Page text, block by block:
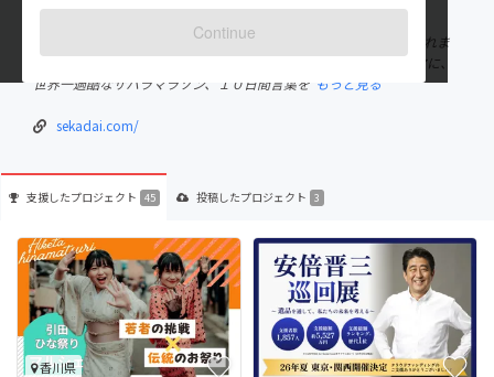
Continue
出身国：日本 出身地：神奈川県
■2013年〜2016年まで2年半をかけて世界一周をした旅人。 ■これま
でに100カ国を訪れ、「人生の可能性を無限に広げる旅」をテーマに、
世界一過酷なサハラマラソン、１０日間言葉を もっと見る
sekadai.com/
支援したプロジェクト 45 投稿したプロジェクト 3
香川県